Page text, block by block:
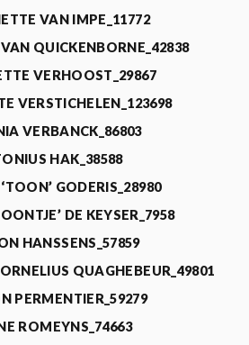
VAN IMPE_11772
QUICKENBORNE_42838
VERHOOST_29867
VERSTICHELEN_123698
VERBANCK_86803
HAK_38588
GODERIS_28980
DE KEYSER_7958
HANSSENS_57859
QUAGHEBEUR_49801
PERMENTIER_59279
ROMEYNS_74663